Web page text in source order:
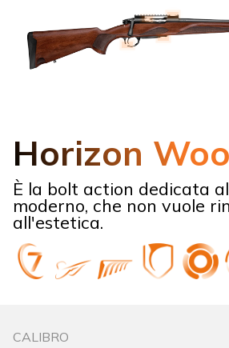
Horizon
È la bolt action dedicata
moderno, che non vuole
all'estetica.
CALIBRO